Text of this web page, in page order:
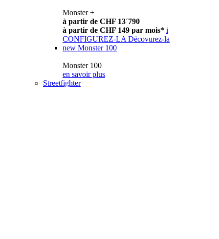
Monster +
à partir de CHF 13´790
à partir de CHF 149 par mois* i
CONFIGUREZ-LA Décovurez-la
new Monster 100
Monster 100
en savoir plus
Streetfighter